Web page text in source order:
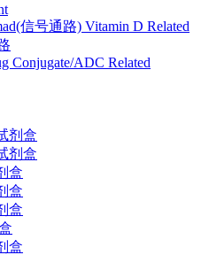
信号通路) Vitamin D Related
Conjugate/ADC Related
剂盒
剂盒
盒
盒
盒
盒